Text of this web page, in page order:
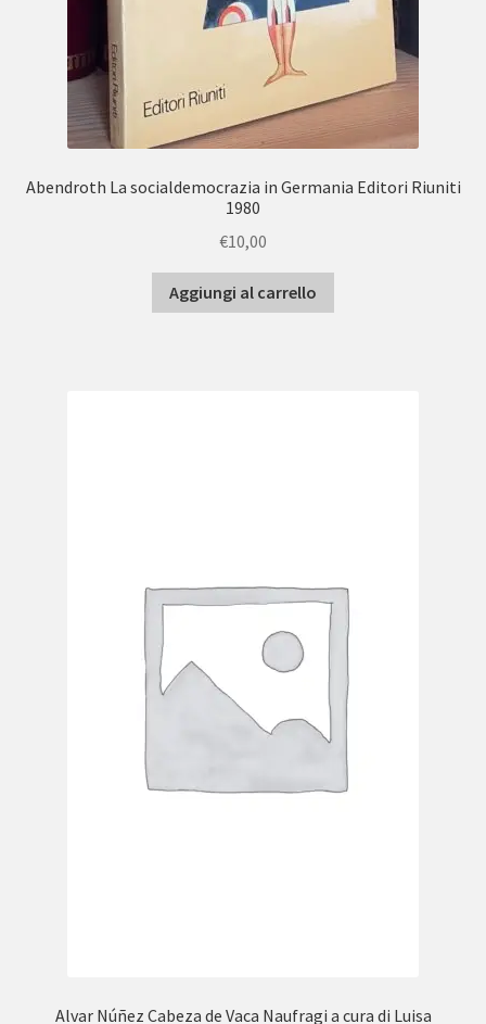
Abendroth La socialdemocrazia in Germania Editori Riuniti
1980
€10,00
Aggiungi al carrello
Alvar Núñez Cabeza de Vaca Naufragi a cura di Luisa